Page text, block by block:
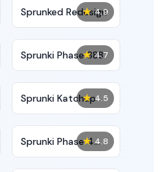
★ 4.9
Sprunked Redesign
★ 4.7
Sprunki Phase 888
★ 4.5
Sprunki Katchup
★ 4.8
Sprunki Phase 4
Definitive